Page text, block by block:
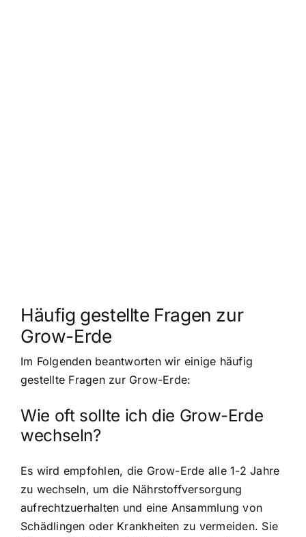
Häufig gestellte Fragen zur
Grow-Erde
Im Folgenden beantworten wir einige häufig
gestellte Fragen zur Grow-Erde:
Wie oft sollte ich die Grow-Erde
wechseln?
Es wird empfohlen, die Grow-Erde alle 1-2 Jahre
zu wechseln, um die Nährstoffversorgung
aufrechtzuerhalten und eine Ansammlung von
Schädlingen oder Krankheiten zu vermeiden. Sie